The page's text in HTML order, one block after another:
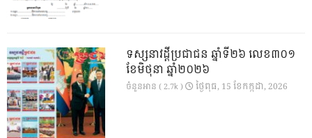
ទស្សនាវដ្ដីប្រជាជន ឆ្នាំទី២៦ លេខ៣០១
ខែមិថុនា ឆ្នាំ២០២៦
ចំនួនអាន ( 2.7k ) ថ្ងៃ​ពុធ, 15 ខែ​កក្កដា, 2026